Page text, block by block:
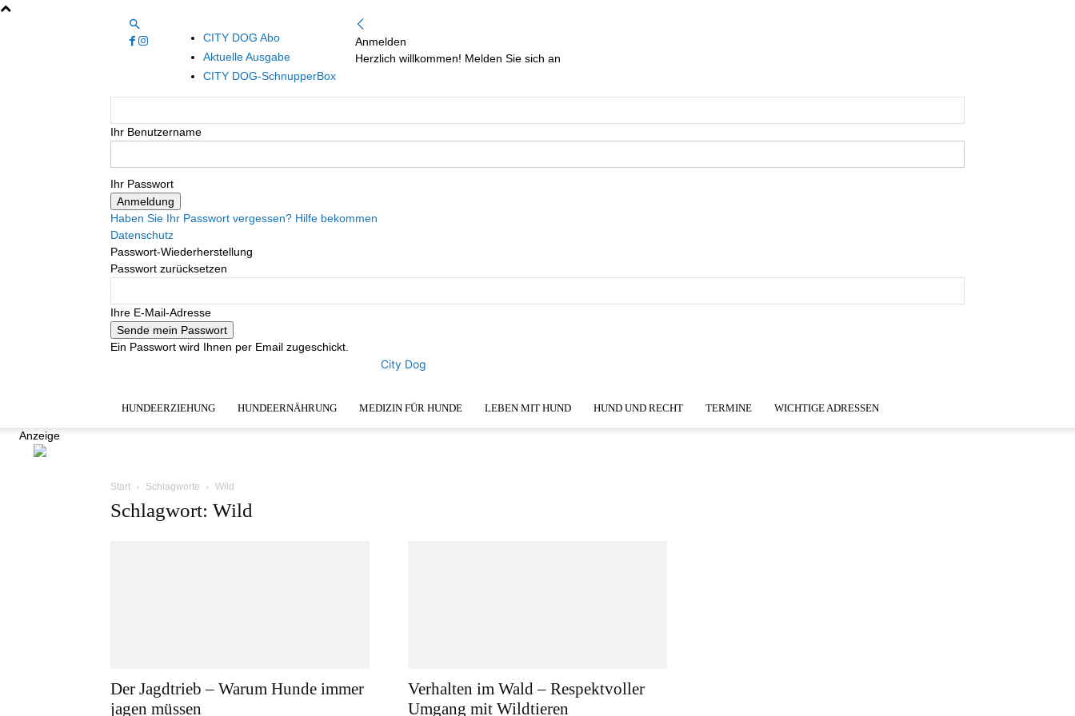
CITY DOG Abo
Aktuelle Ausgabe
CITY DOG-SchnupperBox
Anmelden
Herzlich willkommen! Melden Sie sich an
Ihr Benutzername
Ihr Passwort
Haben Sie Ihr Passwort vergessen? Hilfe bekommen
Datenschutz
Passwort-Wiederherstellung
Passwort zurücksetzen
Ihre E-Mail-Adresse
Ein Passwort wird Ihnen per Email zugeschickt.
City Dog
HUNDEERZIEHUNG HUNDEERNÄHRUNG MEDIZIN FÜR HUNDE LEBEN MIT HUND HUND UND RECHT TERMINE WICHTIGE ADRESSEN
Anzeige
Start Schlagworte Wild
Schlagwort: Wild
Der Jagdtrieb – Warum Hunde immer
jagen müssen
Verhalten im Wald – Respektvoller
Umgang mit Wildtieren